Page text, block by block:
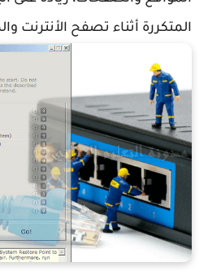
المتكررة أثناء تصفح الأنترنت